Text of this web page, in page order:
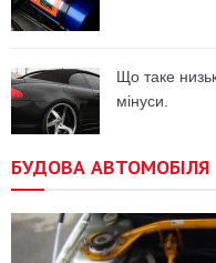
Що таке
мінуси.
БУДОВА АВТОМОБІЛЯ